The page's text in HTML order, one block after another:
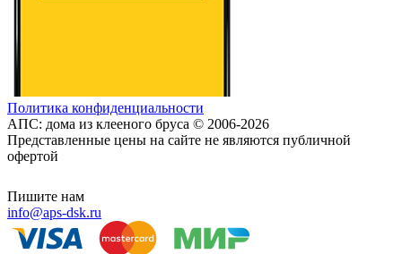
Политика конфиденциальности
АПС: дома из клееного бруса © 2006-2026
Представленные цены на сайте не являются публичной
офертой
Пишите нам
info@aps-dsk.ru